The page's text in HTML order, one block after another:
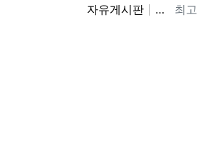
등
최
자유게시판